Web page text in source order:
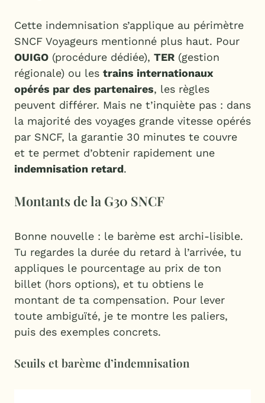
Cette indemnisation s’applique au périmètre
SNCF Voyageurs mentionné plus haut. Pour
OUIGO (procédure dédiée), TER (gestion
régionale) ou les trains internationaux
opérés par des partenaires, les règles
peuvent différer. Mais ne t’inquiète pas : dans
la majorité des voyages grande vitesse opérés
par SNCF, la garantie 30 minutes te couvre
et te permet d’obtenir rapidement une
indemnisation retard.
Montants de la G30 SNCF
Bonne nouvelle : le barème est archi-lisible.
Tu regardes la durée du retard à l’arrivée, tu
appliques le pourcentage au prix de ton
billet (hors options), et tu obtiens le
montant de ta compensation. Pour lever
toute ambiguïté, je te montre les paliers,
puis des exemples concrets.
Seuils et barème d’indemnisation